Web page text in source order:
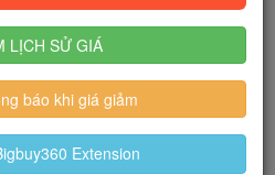
kiếm
đến 🔥...
LỊCH SỬ GIÁ
báo khi giá giảm
Extension